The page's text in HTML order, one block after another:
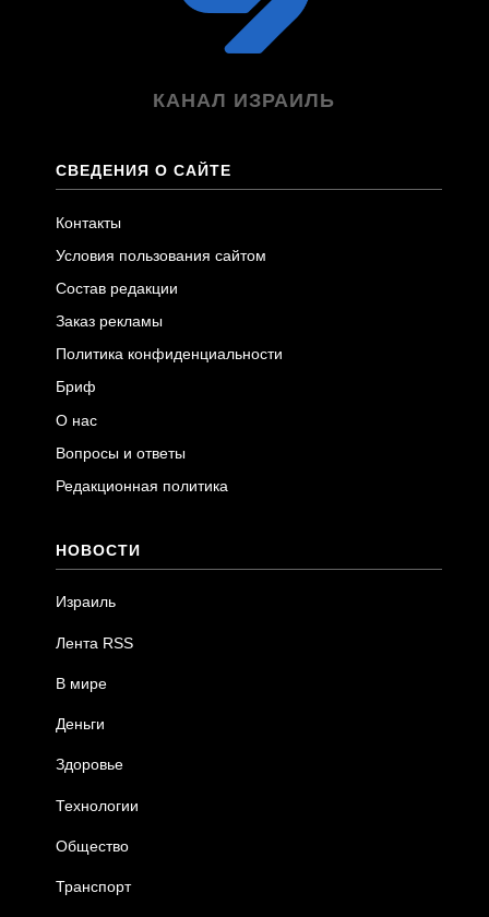
КАНАЛ ИЗРАИЛЬ
СВЕДЕНИЯ О САЙТЕ
Контакты
Условия пользования сайтом
Состав редакции
Заказ рекламы
Политика конфиденциальности
Бриф
О нас
Вопросы и ответы
Редакционная политика
НОВОСТИ
Израиль
Лента RSS
В мире
Деньги
Здоровье
Технологии
Общество
Транспорт